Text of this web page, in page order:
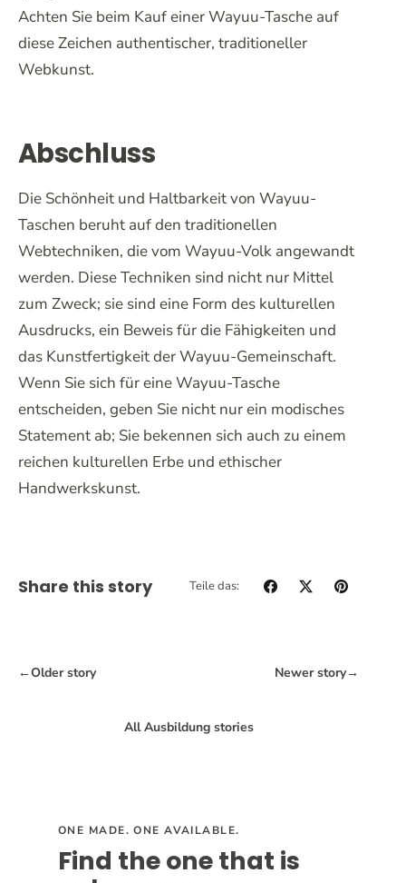
Achten Sie beim Kauf einer Wayuu-Tasche auf
diese Zeichen authentischer, traditioneller
Webkunst.
Abschluss
Die Schönheit und Haltbarkeit von Wayuu-
Taschen beruht auf den traditionellen
Webtechniken, die vom Wayuu-Volk angewandt
werden. Diese Techniken sind nicht nur Mittel
zum Zweck; sie sind eine Form des kulturellen
Ausdrucks, ein Beweis für die Fähigkeiten und
das Kunstfertigkeit der Wayuu-Gemeinschaft.
Wenn Sie sich für eine Wayuu-Tasche
entscheiden, geben Sie nicht nur ein modisches
Statement ab; Sie bekennen sich auch zu einem
reichen kulturellen Erbe und ethischer
Handwerkskunst.
Share this story Teile das:
←Older story
All Ausbildung stories
Newer story→
ONE MADE. ONE AVAILABLE.
Find the one that is